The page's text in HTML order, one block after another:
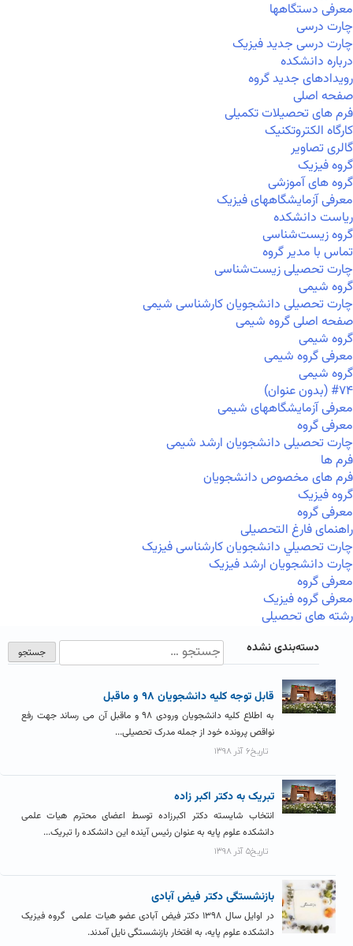
معرفی دستگاهها
چارت درسی
چارت درسی جدید فیزیک
درباره دانشکده
رویدادهای جدید گروه
صفحه اصلی
فرم های تحصیلات تکمیلی
کارگاه الکتروتکنیک
گالری تصاویر
گروه فیزیک
گروه های آموزشی
معرفی آزمایشگاههای فیزیک
ریاست دانشکده
گروه زیست‌شناسی
تماس با مدیر گروه
چارت تحصیلی زیست‌شناسی
گروه شیمی
چارت تحصیلی دانشجویان کارشناسی شیمی
صفحه اصلی گروه شیمی
گروه شیمی
معرفی گروه شیمی
گروه شیمی
#۷۴ (بدون عنوان)
معرفی آزمایشگاههای شیمی
معرفی گروه
چارت تحصیلی دانشجویان ارشد شیمی
فرم ها
فرم های مخصوص دانشجویان
گروه فیزیک
معرفی گروه
راهنمای فارغ التحصیلی
چارت تحصيلي دانشجویان کارشناسی فیزیک
چارت دانشجویان ارشد فیزیک
معرفی گروه
معرفی گروه فیزیک
رشته های تحصیلی
دسته‌بندی نشده
قابل توجه کلیه دانشجویان ۹۸ و ماقبل
به اطلاع کلیه دانشجویان ورودی ۹۸ و ماقبل آن می رساند جهت رفع
نواقص پرونده خود از جمله مدرک تحصیلی...
تاریخ۶ آذر ۱۳۹۸
تبریک به دکتر اکبر زاده
انتخاب شایسته دکتر اکبرزاده توسط اعضای محترم هیات علمی
دانشکده علوم پایه به عنوان رئیس آینده این دانشکده را تبریک...
تاریخ۵ آذر ۱۳۹۸
بازنشستگی دکتر فیض آبادی
در اوایل سال ۱۳۹۸ دکتر فیض آبادی عضو هیات علمی گروه فیزیک
دانشکده علوم پایه، به افتخار بازنشستگی نایل آمدند.